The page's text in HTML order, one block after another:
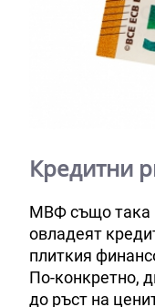
Кредитни
МВФ също така
овладеят
плиткия
По-конкретно,
до ръст на